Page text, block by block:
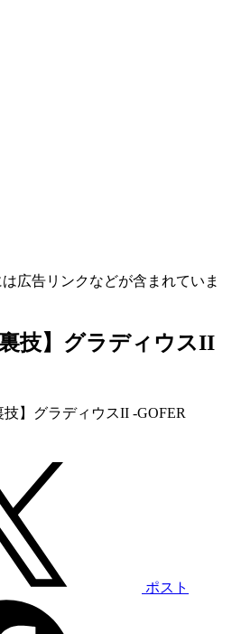
広告リンクなどが含まれていま
技】グラディウスII
ポスト